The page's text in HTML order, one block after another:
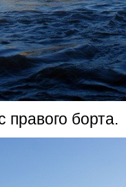
правого борта.